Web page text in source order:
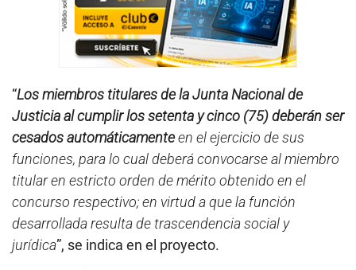
“Los miembros titulares de la Junta Nacional de
Justicia al cumplir los setenta y cinco (75) deberán ser
cesados automáticamenteen el ejercicio de sus
funciones, para lo cual deberá convocarse al miembro
titular en estricto orden de mérito obtenido en el
concurso respectivo; en virtud a que la función
desarrollada resulta de trascendencia social y
jurídica”, se indica en el proyecto.